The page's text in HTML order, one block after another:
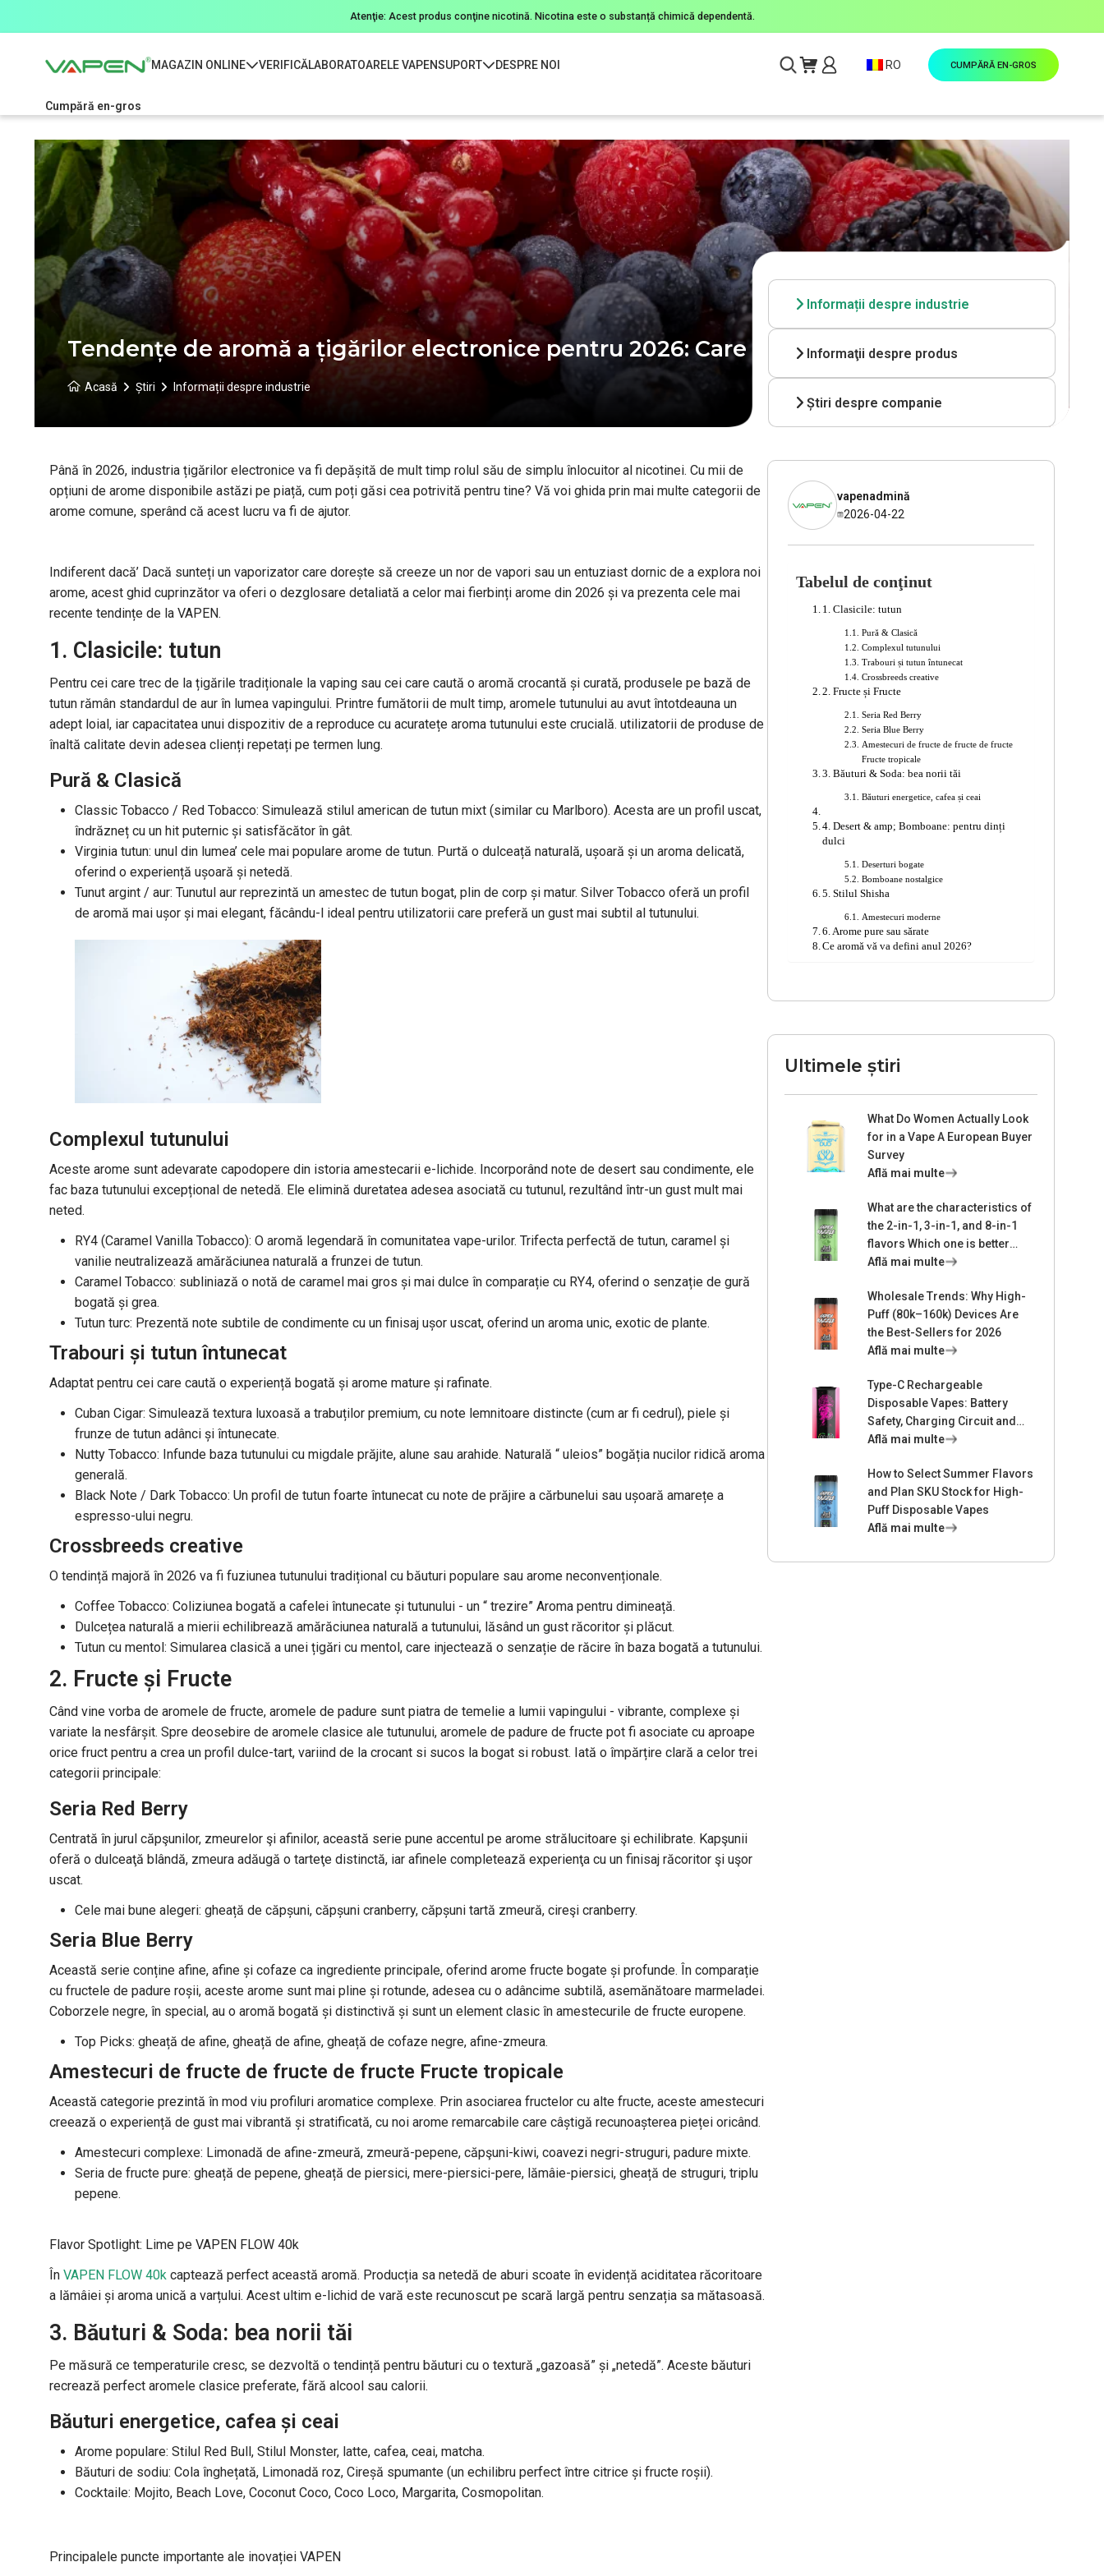
Atenţie: Acest produs conţine nicotină. Nicotina este o substanță chimică dependentă.
MAGAZIN ONLINE VERIFICĂLABORATOARELE VAPENSUPORT DESPRE NOI RO CUMPĂRĂ EN-GROS
Cumpără en-gros
Tendențe de aromă a țigărilor electronice pentru 2026: Care este aroma ta preferată?
Acasă Știri Informații despre industrie
Informații despre industrie
Informaţii despre produs
Știri despre companie
Până în 2026, industria țigărilor electronice va fi depășită de mult timp rolul său de simplu înlocuitor al nicotinei. Cu mii de
opțiuni de arome disponibile astăzi pe piață, cum poți găsi cea potrivită pentru tine? Vă voi ghida prin mai multe categorii de
arome comune, sperând că acest lucru va fi de ajutor.
Indiferent dacă’ Dacă sunteți un vaporizator care dorește să creeze un nor de vapori sau un entuziast dornic de a explora noi
arome, acest ghid cuprinzător va oferi o dezglosare detaliată a celor mai fierbinți arome din 2026 și va prezenta cele mai
recente tendințe de la VAPEN.
1. Clasicile: tutun
Pentru cei care trec de la țigările tradiționale la vaping sau cei care caută o aromă crocantă și curată, produsele pe bază de
tutun rămân standardul de aur în lumea vapingului. Printre fumătorii de mult timp, aromele tutunului au avut întotdeauna un
adept loial, iar capacitatea unui dispozitiv de a reproduce cu acuratețe aroma tutunului este crucială. utilizatorii de produse de
înaltă calitate devin adesea clienți repetați pe termen lung.
Pură & Clasică
Classic Tobacco / Red Tobacco: Simulează stilul american de tutun mixt (similar cu Marlboro). Acesta are un profil uscat,
îndrăzneț cu un hit puternic și satisfăcător în gât.
Virginia tutun: unul din lumea’ cele mai populare arome de tutun. Purtă o dulceață naturală, ușoară și un aroma delicată,
oferind o experiență ușoară și netedă.
Tunut argint / aur: Tunutul aur reprezintă un amestec de tutun bogat, plin de corp și matur. Silver Tobacco oferă un profil
de aromă mai ușor și mai elegant, făcându-l ideal pentru utilizatorii care preferă un gust mai subtil al tutunului.
Complexul tutunului
Aceste arome sunt adevarate capodopere din istoria amestecarii e-lichide. Incorporând note de desert sau condimente, ele
fac baza tutunului excepțional de netedă. Ele elimină duretatea adesea asociată cu tutunul, rezultând într-un gust mult mai
neted.
RY4 (Caramel Vanilla Tobacco): O aromă legendară în comunitatea vape-urilor. Trifecta perfectă de tutun, caramel și
vanilie neutralizează amărăciunea naturală a frunzei de tutun.
Caramel Tobacco: subliniază o notă de caramel mai gros și mai dulce în comparație cu RY4, oferind o senzație de gură
bogată și grea.
Tutun turc: Prezentă note subtile de condimente cu un finisaj ușor uscat, oferind un aroma unic, exotic de plante.
Trabouri și tutun întunecat
Adaptat pentru cei care caută o experiență bogată și arome mature și rafinate.
Cuban Cigar: Simulează textura luxoasă a trabuților premium, cu note lemnitoare distincte (cum ar fi cedrul), piele și
frunze de tutun adânci și întunecate.
Nutty Tobacco: Infunde baza tutunului cu migdale prăjite, alune sau arahide. Naturală “ uleios” bogăția nucilor ridică aroma
generală.
Black Note / Dark Tobacco: Un profil de tutun foarte întunecat cu note de prăjire a cărbunelui sau ușoară amarețe a
espresso-ului negru.
Crossbreeds creative
O tendință majoră în 2026 va fi fuziunea tutunului tradițional cu băuturi populare sau arome neconvenționale.
Coffee Tobacco: Coliziunea bogată a cafelei întunecate și tutunului - un “ trezire” Aroma pentru dimineață.
Dulcețea naturală a mierii echilibrează amărăciunea naturală a tutunului, lăsând un gust răcoritor și plăcut.
Tutun cu mentol: Simularea clasică a unei țigări cu mentol, care injectează o senzație de răcire în baza bogată a tutunului.
2. Fructe și Fructe
Când vine vorba de aromele de fructe, aromele de padure sunt piatra de temelie a lumii vapingului - vibrante, complexe și
variate la nesfârșit. Spre deosebire de aromele clasice ale tutunului, aromele de padure de fructe pot fi asociate cu aproape
orice fruct pentru a crea un profil dulce-tart, variind de la crocant si sucos la bogat si robust. Iată o împărțire clară a celor trei
categorii principale:
Seria Red Berry
Centrată în jurul căpşunilor, zmeurelor şi afinilor, această serie pune accentul pe arome strălucitoare şi echilibrate. Kapşunii
oferă o dulceaţă blândă, zmeura adăugă o tarteţe distinctă, iar afinele completează experienţa cu un finisaj răcoritor şi uşor
uscat.
Cele mai bune alegeri: gheață de căpșuni, căpșuni cranberry, căpșuni tartă zmeură, cireşi cranberry.
Seria Blue Berry
Această serie conține afine, afine și cofaze ca ingrediente principale, oferind arome fructe bogate și profunde. În comparație
cu fructele de padure roșii, aceste arome sunt mai pline și rotunde, adesea cu o adâncime subtilă, asemănătoare marmeladei.
Coborzele negre, în special, au o aromă bogată și distinctivă și sunt un element clasic în amestecurile de fructe europene.
Top Picks: gheață de afine, gheață de afine, gheață de cofaze negre, afine-zmeura.
Amestecuri de fructe de fructe de fructe Fructe tropicale
Această categorie prezintă în mod viu profiluri aromatice complexe. Prin asociarea fructelor cu alte fructe, aceste amestecuri
creează o experiență de gust mai vibrantă și stratificată, cu noi arome remarcabile care câștigă recunoașterea pieței oricând.
Amestecuri complexe: Limonadă de afine-zmeură, zmeură-pepene, căpşuni-kiwi, coavezi negri-struguri, padure mixte.
Seria de fructe pure: gheață de pepene, gheață de piersici, mere-piersici-pere, lămâie-piersici, gheață de struguri, triplu
pepene.
Flavor Spotlight: Lime pe VAPEN FLOW 40k
ÎnVAPEN FLOW 40k captează perfect această aromă. Producția sa netedă de aburi scoate în evidență aciditatea răcoritoare
a lămâiei și aroma unică a varțului. Acest ultim e-lichid de vară este recunoscut pe scară largă pentru senzația sa mătasoasă.
3. Băuturi & Soda: bea norii tăi
Pe măsură ce temperaturile cresc, se dezvoltă o tendință pentru băuturi cu o textură „gazoasă” și „netedă”. Aceste băuturi
recrează perfect aromele clasice preferate, fără alcool sau calorii.
Băuturi energetice, cafea și ceai
Arome populare: Stilul Red Bull, Stilul Monster, latte, cafea, ceai, matcha.
Băuturi de sodiu: Cola înghețată, Limonadă roz, Cireșă spumante (un echilibru perfect între citrice și fructe roșii).
Cocktaile: Mojito, Beach Love, Coconut Coco, Coco Loco, Margarita, Cosmopolitan.
Principalele puncte importante ale inovației VAPEN
vapenadmină
2026-04-22
Tabelul de conţinut
1. Clasicile: tutun
Pură & Clasică
Complexul tutunului
Trabouri și tutun întunecat
Crossbreeds creative
2. Fructe și Fructe
Seria Red Berry
Seria Blue Berry
Amestecuri de fructe de fructe de fructe
Fructe tropicale
3. Băuturi & Soda: bea norii tăi
Băuturi energetice, cafea și ceai
4. Desert & amp; Bomboane: pentru dinți
dulci
Deserturi bogate
Bomboane nostalgice
5. Stilul Shisha
Amestecuri moderne
6. Arome pure sau sărate
Ce aromă vă va defini anul 2026?
Ultimele știri
What Do Women Actually Look
for in a Vape A European Buyer
Survey
Află mai multe
What are the characteristics of
the 2-in-1, 3-in-1, and 8-in-1
flavors Which one is better
suited for me
Află mai multe
Wholesale Trends: Why High-
Puff (80k–160k) Devices Are
the Best-Sellers for 2026
Află mai multe
Type-C Rechargeable
Disposable Vapes: Battery
Safety, Charging Circuit and
Lifespan Design
Află mai multe
How to Select Summer Flavors
and Plan SKU Stock for High-
Puff Disposable Vapes
Află mai multe